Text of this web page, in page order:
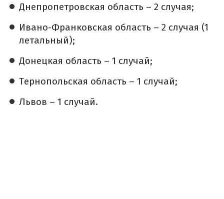
Днепропетровская область – 2 случая;
Ивано-Франковская область – 2 случая (1
летальный);
Донецкая область – 1 случай;
Тернопольская область – 1 случай;
Львов – 1 случай.